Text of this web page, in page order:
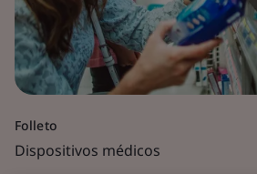
Folleto
Dispositivos médicos